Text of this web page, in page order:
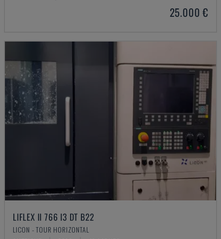
25.000 €
LIFLEX II 766 I3 DT B22
LICON - TOUR HORIZONTAL